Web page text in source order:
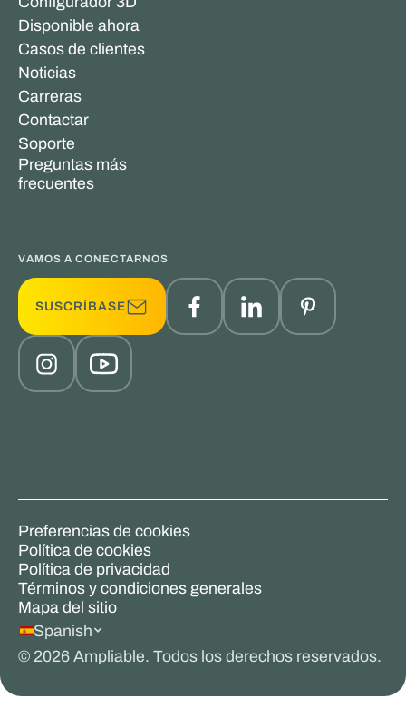
Disponible ahora
Casos de clientes
Noticias
Carreras
Contactar
Soporte
Preguntas más
frecuentes
VAMOS A CONECTARNOS
SUSCRÍBASE
Preferencias de cookies
Política de cookies
Política de privacidad
Términos y condiciones generales
Mapa del sitio
Spanish
© 2026 Ampliable. Todos los derechos reservados.